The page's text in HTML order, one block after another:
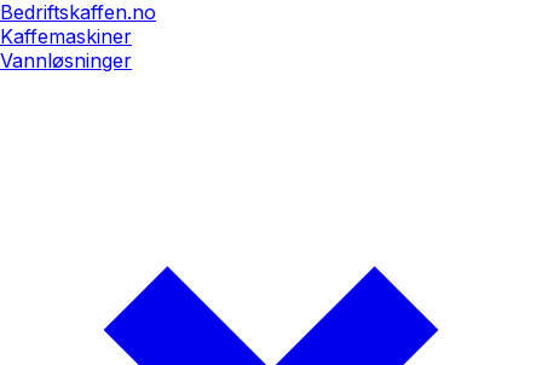
Bedriftskaffen.no
Kaffemaskiner
Vannløsninger